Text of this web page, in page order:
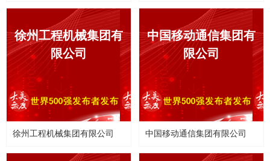
信用评估-浙江禾晨评估金园建筑装饰AAA信用等
大美无度发布：劳特巴赫入选精酿啤酒世界十大
大美无度发布：金园建筑装饰入选AAAAA品牌，
大美无度发布：金园建筑装饰入选AAA信用企业
大美无度发布：大隐清心入选AAAAA品牌，好品
长城汽车入选《大美无度》2021世界500强
徐州工程机械集团有
限公司
徐州工程机械集团有限公司
中国移动通信集团有
限公司
中国移动通信集团有限公司